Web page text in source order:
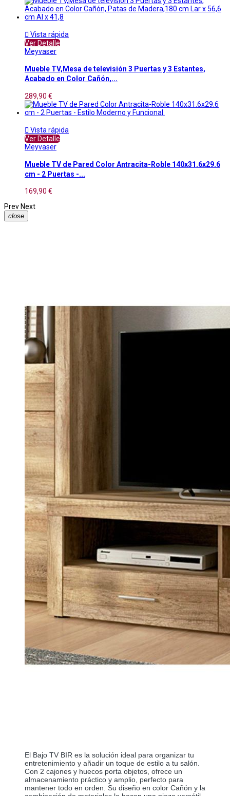
 Vista rápida
Ver Detalle
Meyvaser
Mueble TV,Mesa de televisión 3 Puertas y 3 Estantes,
Acabado en Color Cañón,...
289,90 €
 Vista rápida
Ver Detalle
Meyvaser
Mueble TV de Pared Color Antracita-Roble 140x31.6x29.6
cm - 2 Puertas -...
169,90 €
Prev Next
close
El Bajo TV BIR es la solución ideal para organizar tu
entretenimiento y añadir un toque de estilo a tu salón.
Con 2 cajones y huecos porta objetos, ofrece un
almacenamiento práctico y amplio, perfecto para
mantener todo en orden. Su diseño en color Cañón y la